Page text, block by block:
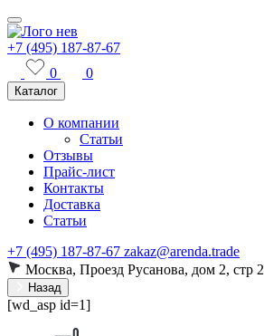
+7 (495) 187-87-67
0
0
Каталог
О компании
Статьи
Отзывы
Прайс-лист
Контакты
Доставка
Статьи
+7 (495) 187-87-67 zakaz@arenda.trade
Москва, Проезд Русанова, дом 2, стр 2
Назад
[wd_asp id=1]